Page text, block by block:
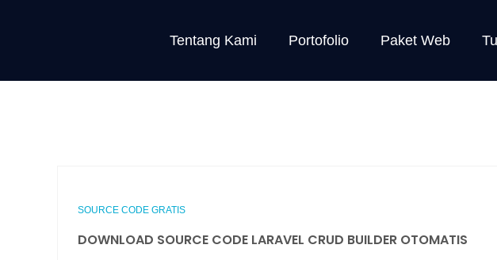
Tentang Kami Portofolio Paket Web
SOURCE CODE GRATIS
DOWNLOAD SOURCE CODE LARAVEL CRUD BUILDER OTOMATIS